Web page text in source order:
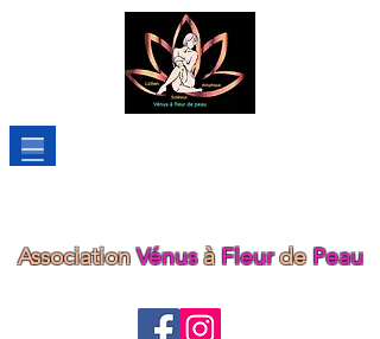
AssociationVénus à Fleurde Peau